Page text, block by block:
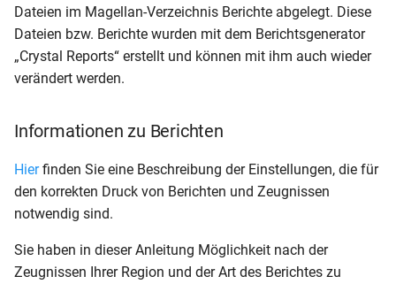
Schülerpersonalblatt (mit
Vorbildung)
Vorbildung)
Schuleintritt (Betriebe -
Querformat)
Dateien im Magellan-Verzeichnis Berichte abgelegt. Diese
Dateien bzw. Berichte wurden mit dem Berichtsgenerator
„Crystal Reports“ erstellt und können mit ihm auch wieder
verändert werden.
Informationen zu Berichten
Hierfinden Sie eine Beschreibung der Einstellungen, die für
den korrekten Druck von Berichten und Zeugnissen
notwendig sind.
Sie haben in dieser Anleitung Möglichkeit nach der
Zeugnissen Ihrer Region und der Art des Berichtes zu